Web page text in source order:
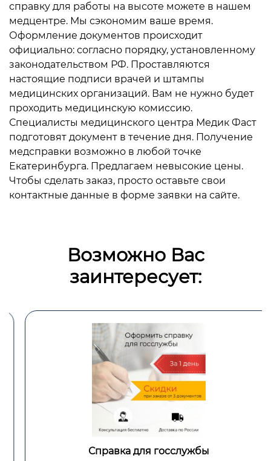
справку для работы на высоте можете в нашем
медцентре. Мы сэкономим ваше время.
Оформление документов происходит
официально: согласно порядку, установленному
законодательством РФ. Проставляются
настоящие подписи врачей и штампы
медицинских организаций. Вам не нужно будет
проходить медицинскую комиссию.
Специалисты медицинского центра Медик Фаст
подготовят документ в течение дня. Получение
медсправки возможно в любой точке
Екатеринбурга. Предлагаем невысокие цены.
Чтобы сделать заказ, просто оставьте свои
контактные данные в форме заявки на сайте.
Возможно Вас
заинтересует:
Справка для госслужбы